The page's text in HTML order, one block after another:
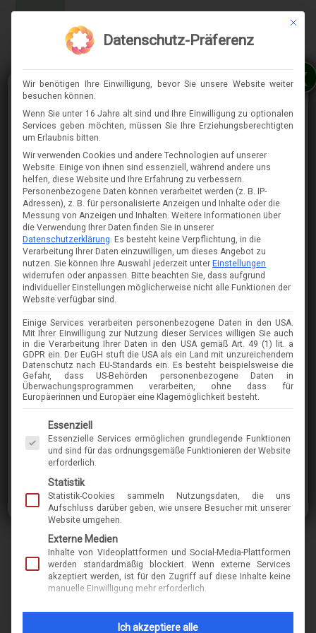
SCHNUCHEL
2889
im Menü finden Sie über 400 Modelle
Marke schnuchel
Name
Modell-Nr. 10587
NACHHALTIGKEIT &
x
Mit
Datenschutz-Präferenz
Wir benötigen Ihre Einwilligung, bevor Sie unsere Website weiter
besuchen können.
Wenn Sie unter 16 Jahre alt sind und Ihre Einwilligung zu optionalen
Services geben möchten, müssen Sie Ihre Erziehungsberechtigten
um Erlaubnis bitten.
Wir verwenden Cookies und andere Technologien auf unserer
Website. Einige von ihnen sind essenziell, während andere uns
helfen, diese Website und Ihre Erfahrung zu verbessern.
Personenbezogene Daten können verarbeitet werden (z. B. IP-
Adressen), z. B. für personalisierte Anzeigen und Inhalte oder die
Messung von Anzeigen und Inhalten. Weitere Informationen über
die Verwendung Ihrer Daten finden Sie in unserer
Datenschutzerklärung. Es besteht keine Verpflichtung, in die
Verarbeitung Ihrer Daten einzuwilligen, um dieses Angebot zu
nutzen. Sie können Ihre Auswahl jederzeit unter Einstellungen
widerrufen oder anpassen. Bitte beachten Sie, dass aufgrund
individueller Einstellungen möglicherweise nicht alle Funktionen der
Website verfügbar sind.
Einige Services verarbeiten personenbezogene Daten in den USA.
Mit Ihrer Einwilligung zur Nutzung dieser Services willigen Sie auch
in die Verarbeitung Ihrer Daten in den USA gemäß Art. 49 (1) lit. a
GDPR ein. Der EuGH stuft die USA als ein Land mit unzureichendem
Datenschutz nach EU-Standards ein. Es besteht beispielsweise die
Gefahr, dass US-Behörden personenbezogene Daten in
Überwachungsprogrammen verarbeiten, ohne dass für
Europäerinnen und Europäer eine Klagemöglichkeit besteht.
Es folgt eine Liste der Service-Gruppen, für die eine Einwilligung erteilt werden kann. Die
Essenziell
Essenzielle Services ermöglichen grundlegende Funktionen
und sind für das ordnungsgemäße Funktionieren der Website
erforderlich.
Statistik
Statistik-Cookies sammeln Nutzungsdaten, die uns
Aufschluss darüber geben, wie unsere Besucher mit unserer
Website umgehen.
Externe Medien
Inhalte von Videoplattformen und Social-Media-Plattformen
werden standardmäßig blockiert. Wenn externe Services
akzeptiert werden, ist für den Zugriff auf diese Inhalte keine
manuelle Einwilligung mehr erforderlich.
Ich akzeptiere alle